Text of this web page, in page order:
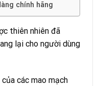
chính hãng
thiên nhiên đã
lại cho người dùng
các mao mạch